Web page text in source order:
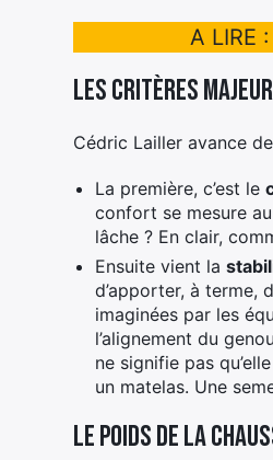
A LIRE
Les critères
Cédric Lailler avance
La première, c’est le
confort se mesure
lâche ? En clair,
Ensuite vient la
d’apporter, à terme,
imaginées par les
l’alignement du
ne signifie pas
un matelas. Une
Le poids de la